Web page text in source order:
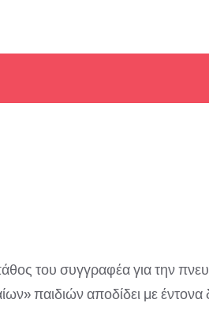
του συγγραφέα για την
παιδιών αποδίδει με έντονα